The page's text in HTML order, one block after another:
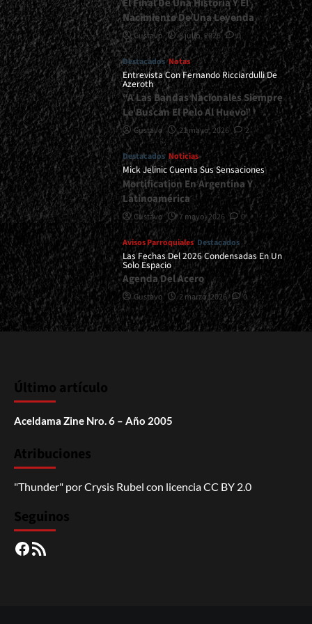
El Final De Una Historia Y El
Nacimiento De Una Leyenda
Gustavo 8 julio, 2026 0
Destacados Notas
Entrevista Con Fernando Ricciardulli De
Azeroth
“A Las Bandas Nacionales Siempre
Le Buscan El Pelo Al Huevo”
Gustavo 21 mayo, 2026 2
Destacados Noticias
Mick Jelinic Cuenta Sus Sensaciones
Mortification En Argentina Y
Latinoamérica
Gustavo 7 mayo, 2026 0
Avisos Parroquiales Destacados
Las Fechas Del 2026 Condensadas En Un
Solo Espacio
Agenda Del Acero
Gustavo 2 marzo, 2026 0
Último artículo
Aceldama Zine Nro. 6 – Año 2005
Atribuciones
"Thunder" porCrysis Rubel con licenciaCC BY 2.0
Seguinos
Facebook
RSS